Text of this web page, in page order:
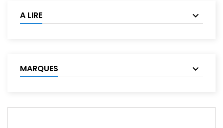
A LIRE
MARQUES